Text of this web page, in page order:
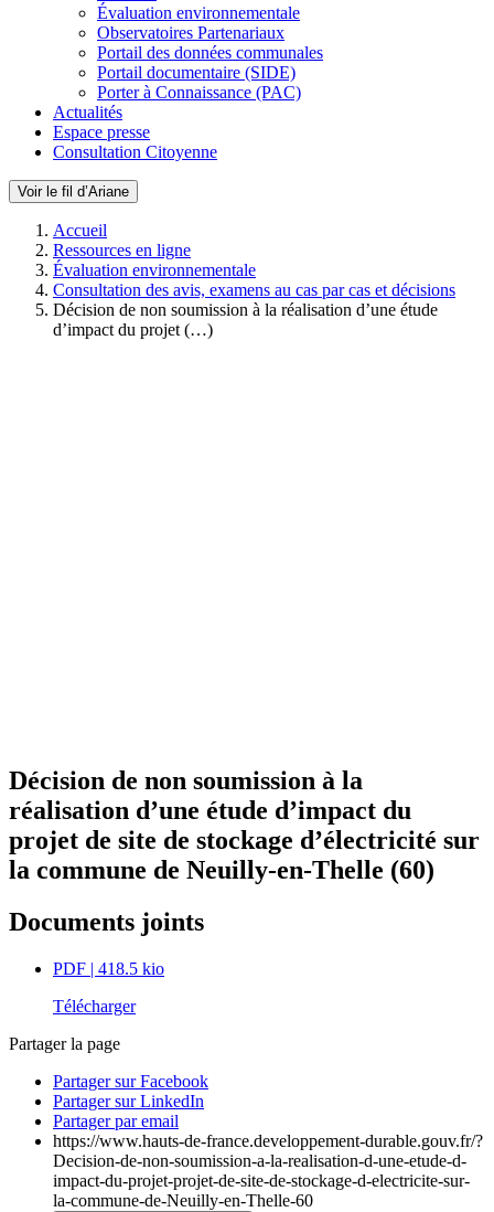
Évaluation environnementale
Observatoires Partenariaux
Portail des données communales
Portail documentaire (SIDE)
Porter à Connaissance (PAC)
Actualités
Espace presse
Consultation Citoyenne
Voir le fil d’Ariane
Accueil
Ressources en ligne
Évaluation environnementale
Consultation des avis, examens au cas par cas et décisions
Décision de non soumission à la réalisation d’une étude
d’impact du projet (…)
Décision de non soumission à la
réalisation d’une étude d’impact du
projet de site de stockage d’électricité sur
la commune de Neuilly-en-Thelle (60)
Documents joints
PDF | 418.5 kio
Télécharger
Partager la page
Partager sur Facebook
Partager sur LinkedIn
Partager par email
https://www.hauts-de-france.developpement-durable.gouv.fr/?
Decision-de-non-soumission-a-la-realisation-d-une-etude-d-
impact-du-projet-projet-de-site-de-stockage-d-electricite-sur-
la-commune-de-Neuilly-en-Thelle-60